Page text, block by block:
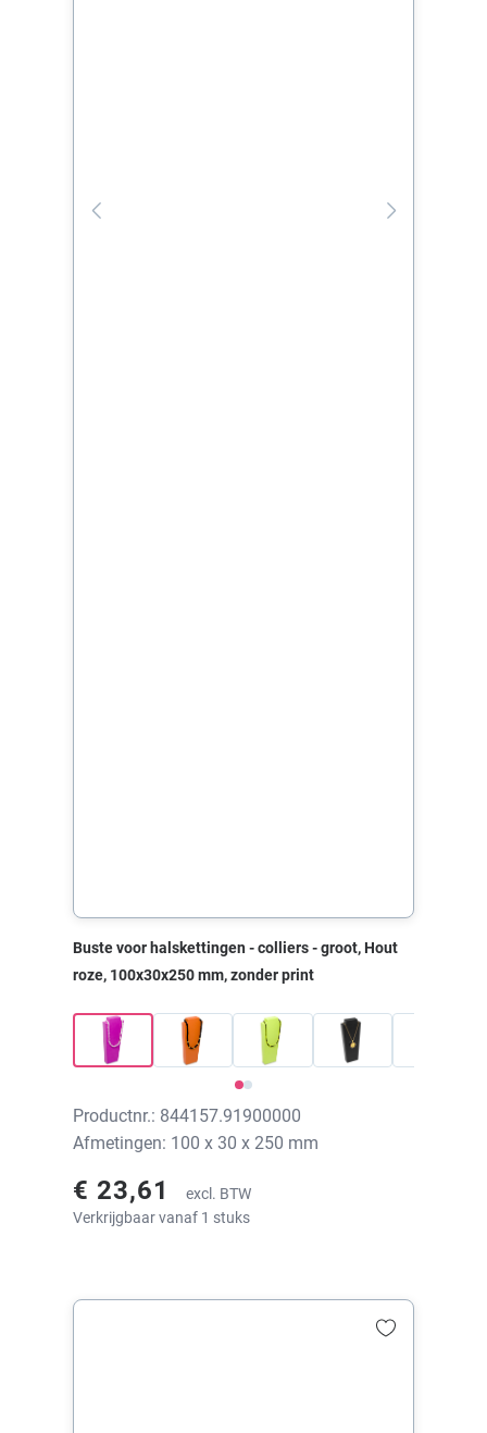
Buste voor halskettingen - colliers - groot, Hout
roze, 100x30x250 mm, zonder print
Productnr.: 844157.91900000
Afmetingen: 100 x 30 x 250 mm
€ 23,61
excl. BTW
Verkrijgbaar vanaf 1 stuks